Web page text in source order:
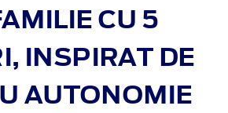
CU 5
INSPIRAT DE
AUTONOMIE